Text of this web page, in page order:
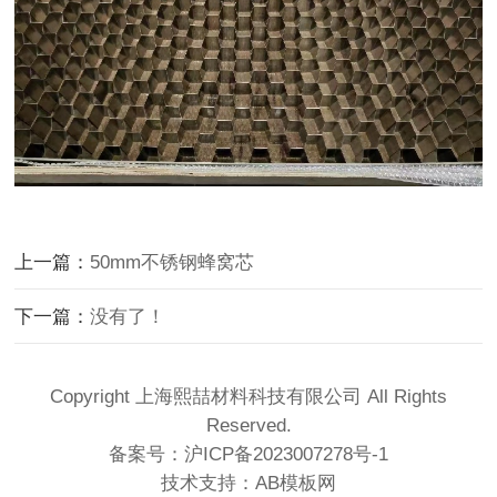
上一篇： 50mm不锈钢蜂窝芯
下一篇：没有了！
Copyright 上海熙喆材料科技有限公司 All Rights
Reserved.
备案号： 沪ICP备2023007278号-1
技术支持： AB模板网